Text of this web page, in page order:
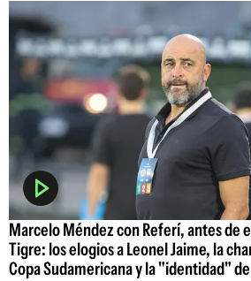
Marcelo Méndez con Referí, antes de
Tigre: los elogios a Leonel Jaime, la
Copa Sudamericana y la "identidad"